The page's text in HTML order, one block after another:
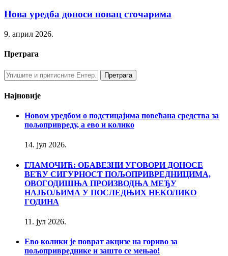
Нова уредба доноси новац сточарима
9. април 2026.
Претрага
Најновије
Новом уредбом о подстицајима повећана средства за
пољопривреду, а ево и колико
14. јул 2026.
ГЛАМОЧИЋ: ОБАВЕЗНИ УГОВОРИ ДОНОСЕ
ВЕЋУ СИГУРНОСТ ПОЉОПРИВРЕДНИЦИМА,
ОВОГОДИШЊА ПРОИЗВОДЊА МЕЂУ
НАЈБОЉИМА У ПОСЛЕДЊИХ НЕКОЛИКО
ГОДИНА
11. јул 2026.
Ево колики је поврат акцизе на гориво за
пољопривреднике и зашто се мењао!